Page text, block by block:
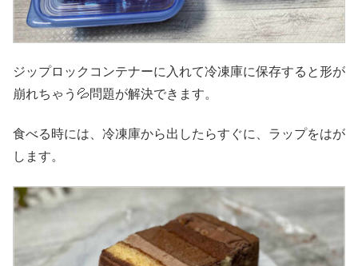
ジップロックコンテナーに入れて冷凍庫に保存すると形が
崩れちゃう💦問題が解決できます。
食べる時には、冷凍庫から出したらすぐに、ラップをはが
します。